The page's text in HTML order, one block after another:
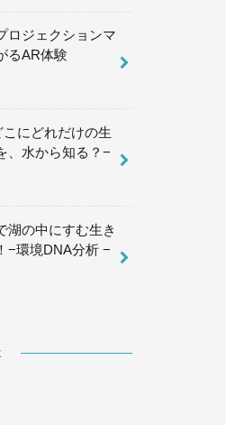
ロジェクションマ
るAR体験
にどれだけの生
、水から知る？−
湖の中にすむ生き
−環境DNA分析 −